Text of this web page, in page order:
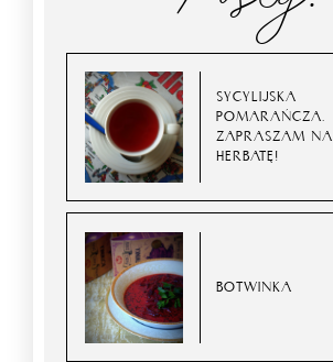
SYCYLIJSKA
POMARAŃCZA.
ZAPRASZAM NA
HERBATĘ!
BOTWINKA